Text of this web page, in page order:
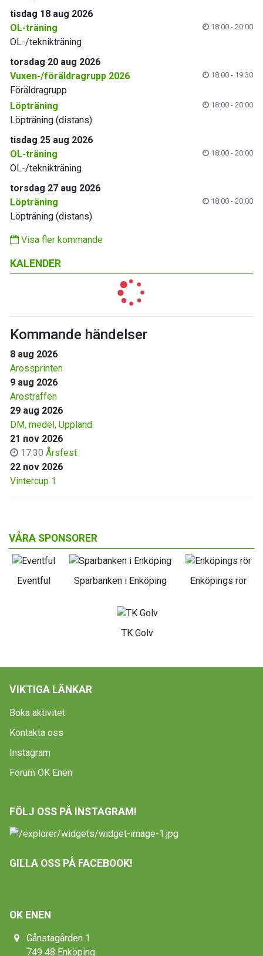
tisdag 18 aug 2026
OL-träning
18:00 - 20:00
OL-/teknikträning
torsdag 20 aug 2026
Vuxen-/föräldragrupp 2026
18:00 - 19:30
Föräldragrupp
Löpträning
18:00 - 20:00
Löpträning (distans)
tisdag 25 aug 2026
OL-träning
18:00 - 20:00
OL-/teknikträning
torsdag 27 aug 2026
Löpträning
18:00 - 20:00
Löpträning (distans)
Visa fler kommande
KALENDER
Kommande händelser
8 aug 2026
Arossprinten
9 aug 2026
Arosträffen
29 aug 2026
DM, medel, Uppland
21 nov 2026
17:30 Årsfest
22 nov 2026
Vintercup 1
VÅRA SPONSORER
Eventful Sparbanken i Enköping Enköpings rör
TK Golv
VIKTIGA LÄNKAR
Boka aktivitet
Kontakta oss
Instagram
Forum OK Enen
FÖLJ OSS PÅ INSTAGRAM!
GILLA OSS PÅ FACEBOOK!
OK ENEN
Gånstagården 1
749 48 Enköping